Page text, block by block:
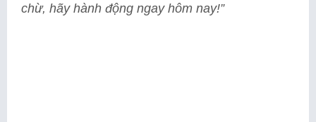
chừ, hãy hành động ngay hôm nay!”